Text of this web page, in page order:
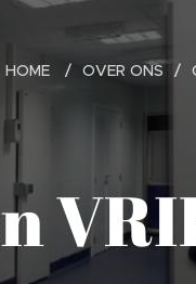
HOME OVER ONS